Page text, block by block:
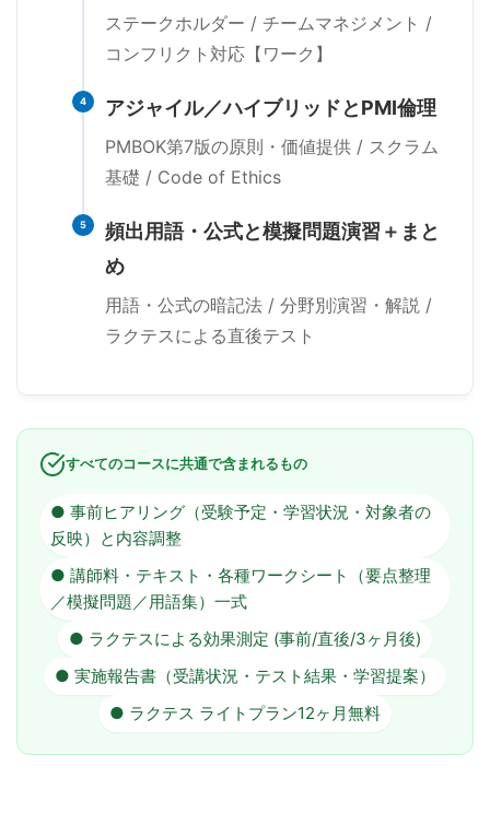
ステークホルダー / チームマネジメント /
コンフリクト対応【ワーク】
4 アジャイル／ハイブリッドとPMI倫理
PMBOK第7版の原則・価値提供 / スクラム
基礎 / Code of Ethics
5
頻出用語・公式と模擬問題演習＋まと
め
用語・公式の暗記法 / 分野別演習・解説 /
ラクテスによる直後テスト
すべてのコースに共通で含まれるもの
● 事前ヒアリング（受験予定・学習状況・対象者の
反映）と内容調整
● 講師料・テキスト・各種ワークシート（要点整理
／模擬問題／用語集）一式
● ラクテスによる効果測定 (事前/直後/3ヶ月後)
● 実施報告書（受講状況・テスト結果・学習提案）
● ラクテス ライトプラン12ヶ月無料